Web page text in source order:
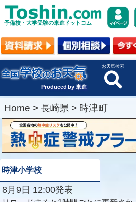
予備校・大学受験の東進ドットコム
Produced by 東進
お天気検索
Home > 長崎県 > 時津町
時津小学校
8月9日 12:00発表